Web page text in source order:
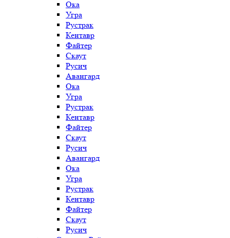
Ока
Угра
Рустрак
Кентавр
Файтер
Скаут
Русич
Авангард
Ока
Угра
Рустрак
Кентавр
Файтер
Скаут
Русич
Авангард
Ока
Угра
Рустрак
Кентавр
Файтер
Скаут
Русич